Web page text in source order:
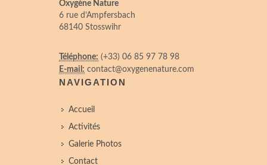
Oxygène Nature
6 rue d’Ampfersbach
68140 Stosswihr
Téléphone: (+33) 06 85 97 78 98
E-mail: contact@oxygenenature.com
NAVIGATION
Accueil
Activités
Galerie Photos
Contact